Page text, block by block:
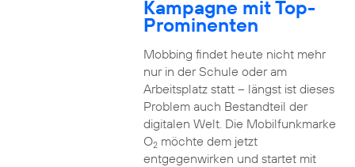
Kampagne mit Top-
Prominenten
Mobbing findet heute nicht mehr
nur in der Schule oder am
Arbeitsplatz statt – längst ist dieses
Problem auch Bestandteil der
digitalen Welt. Die Mobilfunkmarke
O2möchte dem jetzt
entgegenwirken und startet mit